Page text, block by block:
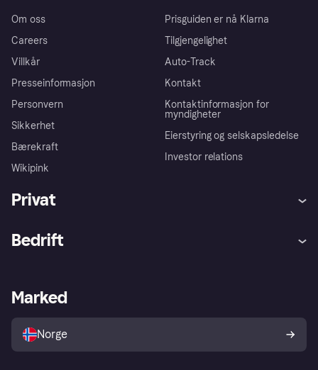
Om oss
Careers
Villkår
Presseinformasjon
Personvern
Sikkerhet
Bærekraft
Wikipink
Prisguiden er nå Klarna
Tilgjengelighet
Auto-Track
Kontakt
Kontaktinformasjon for
myndigheter
Eierstyring og selskapsledelse
Investor relations
Privat
Utforsk butikker
Bedrift
Merchant portal
Marked
Norge